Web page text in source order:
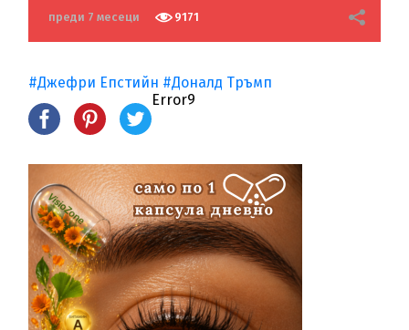
преди 7 месеци 9171
#Джефри Епстийн #Доналд Тръмп
Error9